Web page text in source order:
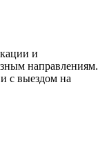
и
направлениям.
с выездом на